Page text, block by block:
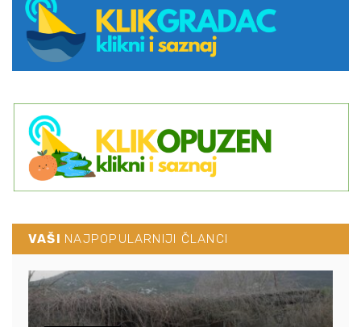
VAŠI NAJPOPULARNIJI ČLANCI